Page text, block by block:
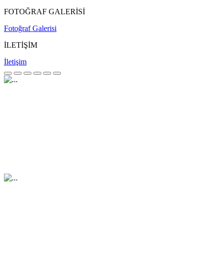
FOTOĞRAF GALERİSİ
Fotoğraf Galerisi
İLETİŞİM
İletişim